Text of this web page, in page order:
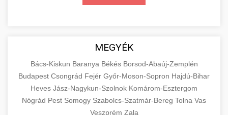
MEGYÉK
Bács-Kiskun Baranya Békés Borsod-Abaúj-Zemplén
Budapest Csongrád Fejér Győr-Moson-Sopron Hajdú-Bihar
Heves Jász-Nagykun-Szolnok Komárom-Esztergom
Nógrád Pest Somogy Szabolcs-Szatmár-Bereg Tolna Vas
Veszprém Zala